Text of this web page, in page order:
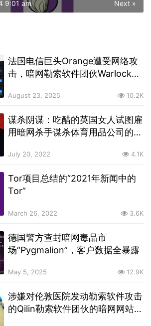
Next »
9:01 am
法国电信巨头Orange遭受网络攻
击，暗网勒索软件团伙Warlock将
August 23, 2025 10.2K
谋杀阴谋：吃醋的英国女人试图雇
用暗网杀手谋杀体育用品公司的同
July 20, 2022 4.1K
Tor项目总结的“2021年新闻中的
Tor”
March 26, 2022 3.6K
德国警方查封暗网毒品市
场“Pygmalion”，客户数据全暴露
May 5, 2025 12.9K
涉嫌对伦敦医院发动勒索软件攻击
的Qilin勒索软件团伙的暗网网站突